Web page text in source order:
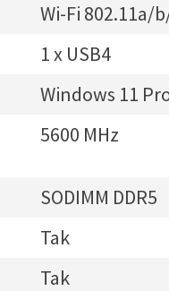
Wi-Fi 802.11a/
1 x USB4
Windows 11
5600 MHz
SODIMM DDR5
Tak
Tak